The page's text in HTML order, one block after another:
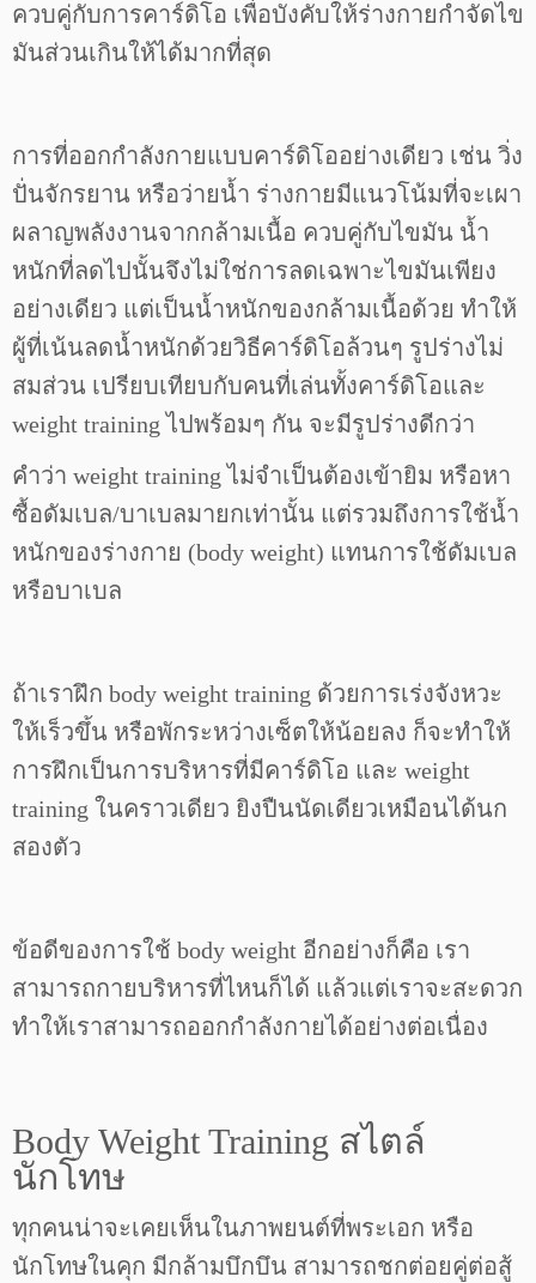
ควบคู่กับการคาร์ดิโอ เพื่อบังคับให้ร่างกายกำจัดไข
มันส่วนเกินให้ได้มากที่สุด
การที่ออกกำลังกายแบบคาร์ดิโออย่างเดียว เช่น วิ่ง
ปั่นจักรยาน หรือว่ายน้ำ ร่างกายมีแนวโน้มที่จะเผา
ผลาญพลังงานจากกล้ามเนื้อ ควบคู่กับไขมัน น้ำ
หนักที่ลดไปนั้นจึงไม่ใช่การลดเฉพาะไขมันเพียง
อย่างเดียว แต่เป็นน้ำหนักของกล้ามเนื้อด้วย ทำให้
ผู้ที่เน้นลดน้ำหนักด้วยวิธีคาร์ดิโอล้วนๆ รูปร่างไม่
สมส่วน เปรียบเทียบกับคนที่เล่นทั้งคาร์ดิโอและ
weight training ไปพร้อมๆ กัน จะมีรูปร่างดีกว่า
คำว่า weight training ไม่จำเป็นต้องเข้ายิม หรือหา
ซื้อดัมเบล/บาเบลมายกเท่านั้น แต่รวมถึงการใช้น้ำ
หนักของร่างกาย (body weight) แทนการใช้ดัมเบล
หรือบาเบล
ถ้าเราฝึก body weight training ด้วยการเร่งจังหวะ
ให้เร็วขึ้น หรือพักระหว่างเซ็ตให้น้อยลง ก็จะทำให้
การฝึกเป็นการบริหารที่มีคาร์ดิโอ และ weight
training ในคราวเดียว ยิงปืนนัดเดียวเหมือนได้นก
สองตัว
ข้อดีของการใช้ body weight อีกอย่างก็คือ เรา
สามารถกายบริหารที่ไหนก็ได้ แล้วแต่เราจะสะดวก
ทำให้เราสามารถออกกำลังกายได้อย่างต่อเนื่อง
Body Weight Training สไตล์
นักโทษ
ทุกคนน่าจะเคยเห็นในภาพยนต์ที่พระเอก หรือ
นักโทษในคุก มีกล้ามบึกบึน สามารถชกต่อยคู่ต่อสู้